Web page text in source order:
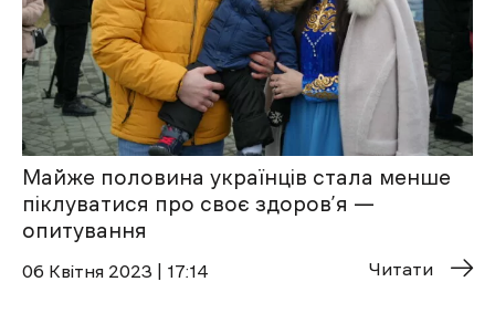
Майже половина українців стала менше
піклуватися про своє здоров’я —
опитування
06 Квітня 2023 | 17:14 Читати